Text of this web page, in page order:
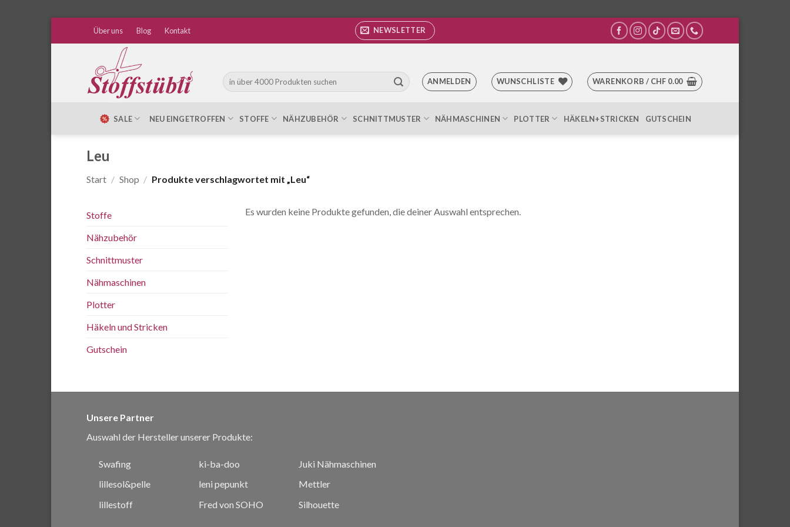
Über uns Blog Kontakt NEWSLETTER
Suche
nach:
ANMELDEN WUNSCHLISTE WARENKORB / CHF 0.00
SALE NEU EINGETROFFEN STOFFE NÄHZUBEHÖR SCHNITTMUSTER NÄHMASCHINEN PLOTTER HÄKELN+STRICKEN GUTSCHEIN
Leu
Start / Shop / Produkte verschlagwortet mit „Leu“
Stoffe
Nähzubehör
Schnittmuster
Nähmaschinen
Plotter
Häkeln und Stricken
Gutschein
Es wurden keine Produkte gefunden, die deiner Auswahl entsprechen.
Unsere Partner
Auswahl der Hersteller unserer Produkte:
Swafing
lillesol&pelle
lillestoff
ki-ba-doo
leni pepunkt
Fred von SOHO
Juki Nähmaschinen
Mettler
Silhouette